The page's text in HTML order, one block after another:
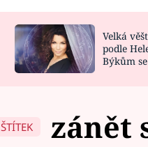
NOVINKY
VIDEORECEPTY
Velká
podle
Býkům
ŠTÍTEK zánět